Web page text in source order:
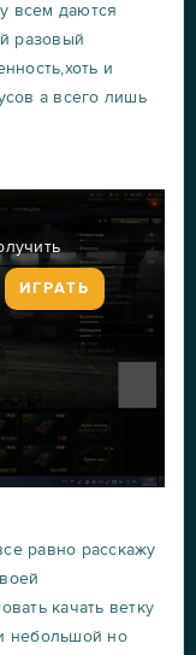
всем даются
разовый
и
а всего лишь
ИГРАТЬ
равно расскажу
качать ветку
небольшой но